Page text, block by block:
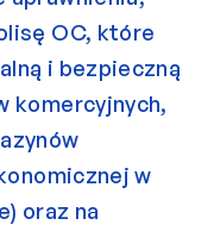
OC, które
i bezpieczną
komercyjnych,
w
oraz na